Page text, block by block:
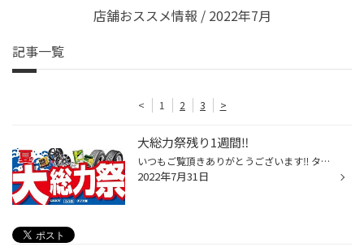
店舗おススメ情報 / 2022年7月
記事一覧
< 1 2 3 >
大総力祭残り1週間‼️
いつもご覧頂きありがとうございます‼️ タイヤ館北見です♪ 大総力祭が残り1週間となりました(T ^ T) もれなく当たるクーポンでタイヤをお得にお買い求めできるチャンスです‼️ さらにメンテナンス割引クーポンも当たるチャンス‼️ エンジンオイルエコグリーンも通常3980円のところ 大総力祭価格1980円...
2022年7月31日